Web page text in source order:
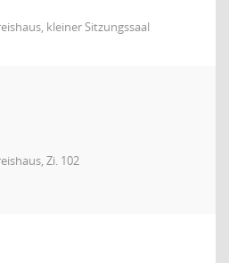
kleiner Sitzungssaal
Zi. 102